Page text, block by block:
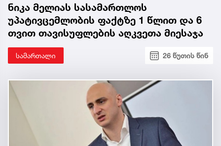
ნიკა მელიას სასამართლოს
უპატივცემლობის ფაქტზე 1 წლით და 6
თვით თავისუფლების აღკვეთა მიესაჯა
სამართალი 26 წუთის წინ